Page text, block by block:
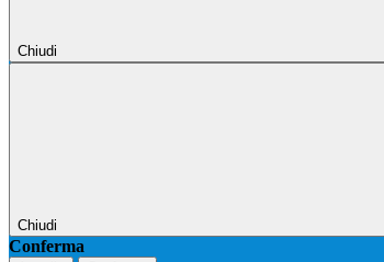
Chiudi
Chiudi
Conferma